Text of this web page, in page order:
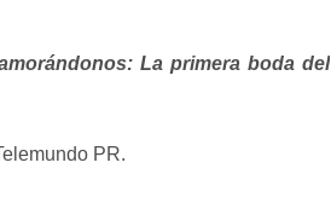
La primera boda del
PR.